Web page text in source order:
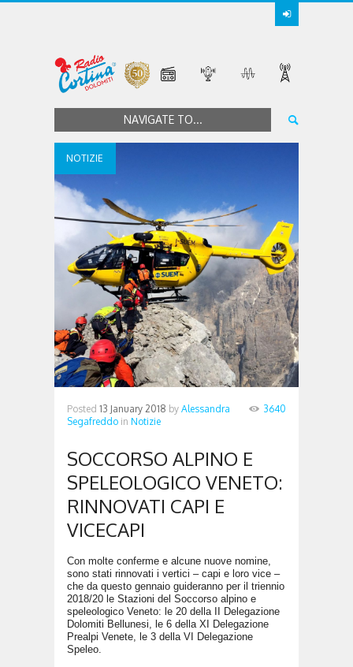
NAVIGATE TO...
NOTIZIE
Posted 13 January 2018 by Alessandra
Segafreddo in Notizie
3640
SOCCORSO ALPINO E
SPELEOLOGICO VENETO:
RINNOVATI CAPI E
VICECAPI
Con molte conferme e alcune nuove nomine,
sono stati rinnovati i vertici – capi e loro vice –
che da questo gennaio guideranno per il triennio
2018/20 le Stazioni del Soccorso alpino e
speleologico Veneto: le 20 della II Delegazione
Dolomiti Bellunesi, le 6 della XI Delegazione
Prealpi Venete, le 3 della VI Delegazione
Speleo.